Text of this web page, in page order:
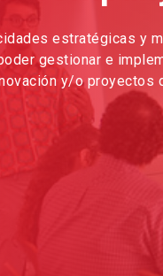
estratégicas y
gestionar e
y/o proyectos